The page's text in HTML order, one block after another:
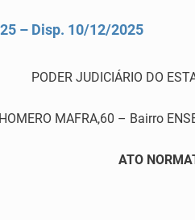
– Disp. 10/12/2025
PODER JUDICIÁRIO DO
MAFRA,60 – Bairro
ATO